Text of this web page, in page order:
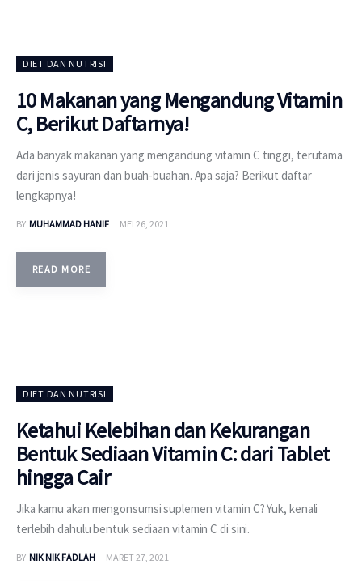
DIET DAN NUTRISI
10 Makanan yang Mengandung Vitamin
C, Berikut Daftarnya!
Ada banyak makanan yang mengandung vitamin C tinggi, terutama
dari jenis sayuran dan buah-buahan. Apa saja? Berikut daftar
lengkapnya!
BY MUHAMMAD HANIF MEI 26, 2021
READ MORE
DIET DAN NUTRISI
Ketahui Kelebihan dan Kekurangan
Bentuk Sediaan Vitamin C: dari Tablet
hingga Cair
Jika kamu akan mengonsumsi suplemen vitamin C? Yuk, kenali
terlebih dahulu bentuk sediaan vitamin C di sini.
BY NIK NIK FADLAH MARET 27, 2021